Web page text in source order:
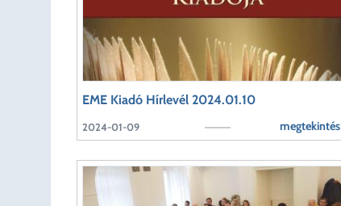
EME Kiadó Hírlevél 2024.01.10
megtekintés
2024-01-09